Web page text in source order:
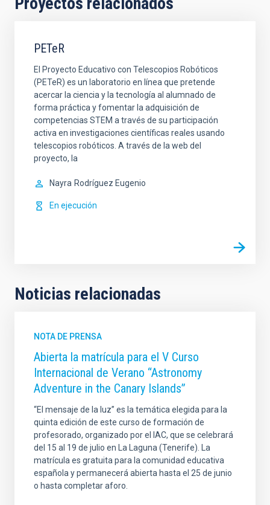
PETeR
El Proyecto Educativo con Telescopios Robóticos
(PETeR) es un laboratorio en línea que pretende
acercar la ciencia y la tecnología al alumnado de
forma práctica y fomentar la adquisición de
competencias STEM a través de su participación
activa en investigaciones científicas reales usando
telescopios robóticos. A través de la web del
proyecto, la
Nayra Rodríguez Eugenio
En ejecución
Noticias relacionadas
NOTA DE PRENSA
Abierta la matrícula para el V Curso
Internacional de Verano “Astronomy
Adventure in the Canary Islands”
“El mensaje de la luz” es la temática elegida para la
quinta edición de este curso de formación de
profesorado, organizado por el IAC, que se celebrará
del 15 al 19 de julio en La Laguna (Tenerife). La
matrícula es gratuita para la comunidad educativa
española y permanecerá abierta hasta el 25 de junio
o hasta completar aforo.